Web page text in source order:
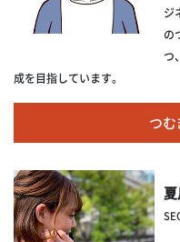
ジ
の
つ
成を目指しています。
つ